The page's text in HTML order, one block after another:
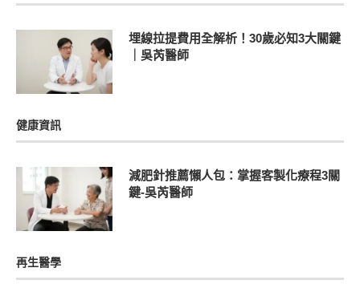
埋線拉提費用全解析！30歲必知3大關鍵
｜吳芮醫師
健康資訊
減肥針推薦懶人包：掌握客製化療程3關
鍵-吳芮醫師
再生醫學